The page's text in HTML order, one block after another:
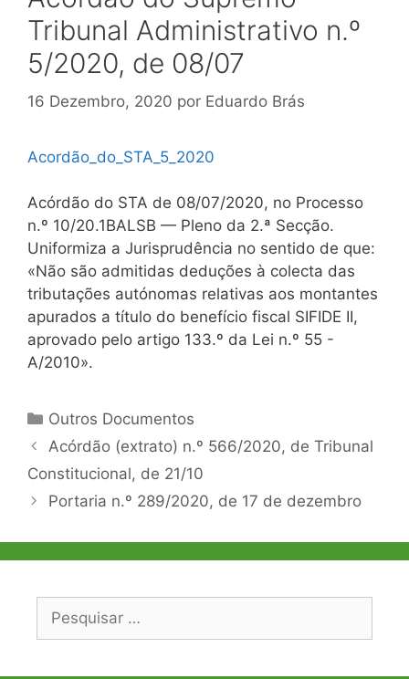
Tribunal Administrativo n.º
5/2020, de 08/07
16 Dezembro, 2020 por Eduardo Brás
Acordão_do_STA_5_2020
Acórdão do STA de 08/07/2020, no Processo
n.º 10/20.1BALSB — Pleno da 2.ª Secção.
Uniformiza a Jurisprudência no sentido de que:
«Não são admitidas deduções à colecta das
tributações autónomas relativas aos montantes
apurados a título do benefício fiscal SIFIDE II,
aprovado pelo artigo 133.º da Lei n.º 55 -
A/2010».
Categorias
Outros Documentos
Navegação
de
Acórdão (extrato) n.º 566/2020, de Tribunal
Constitucional, de 21/10
Portaria n.º 289/2020, de 17 de dezembro
Pesquisar